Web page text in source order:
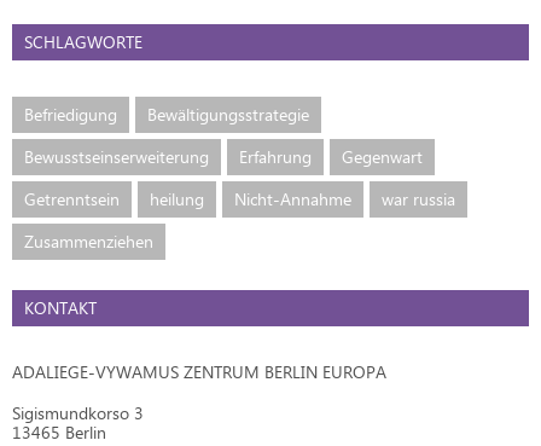
SCHLAGWORTE
Befriedigung
Bewältigungsstrategie
Bewusstseinserweiterung
Erfahrung
Gegenwart
Getrenntsein
heilung Nicht-Annahme
war russia
Zusammenziehen
KONTAKT
ADALIEGE-VYWAMUS ZENTRUM BERLIN EUROPA
Sigismundkorso 3
13465 Berlin